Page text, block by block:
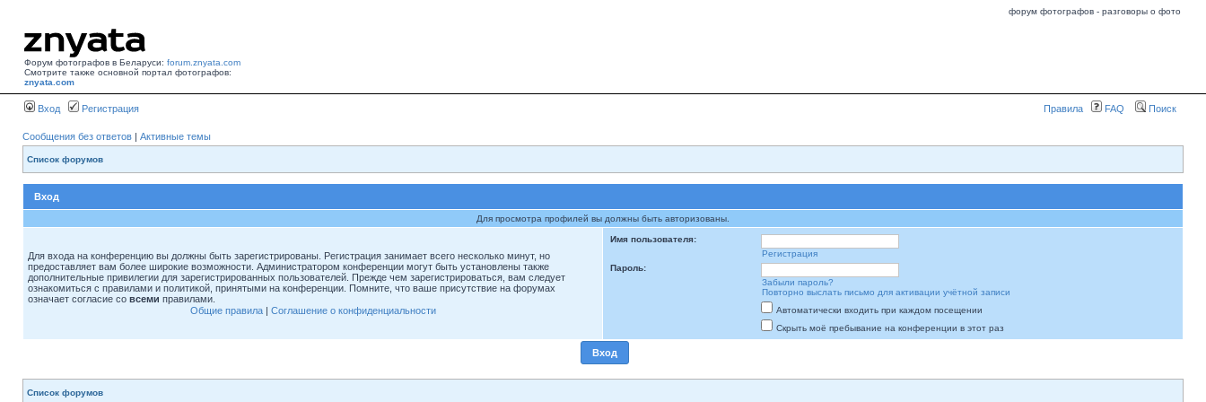
форум фотографов - разговоры о фото
Форум фотографов в Беларуси: forum.znyata.com
Смотрите также основной портал фотографов:
znyata.com
Вход Регистрация Правила FAQ Поиск
Сообщения без ответов | Активные темы
Список форумов
Вход
Для просмотра профилей вы должны быть авторизованы.
Для входа на конференцию вы должны быть зарегистрированы. Регистрация занимает всего несколько минут, но
предоставляет вам более широкие возможности. Администратором конференции могут быть установлены также
дополнительные привилегии для зарегистрированных пользователей. Прежде чем зарегистрироваться, вам следует
ознакомиться с правилами и политикой, принятыми на конференции. Помните, что ваше присутствие на форумах
означает согласие со всеми правилами.
Общие правила| Соглашение о конфиденциальности
Имя пользователя:
Регистрация
Пароль:
Забыли пароль?
Повторно выслать письмо для активации учётной записи
Автоматически входить при каждом посещении
Скрыть моё пребывание на конференции в этот раз
Список форумов